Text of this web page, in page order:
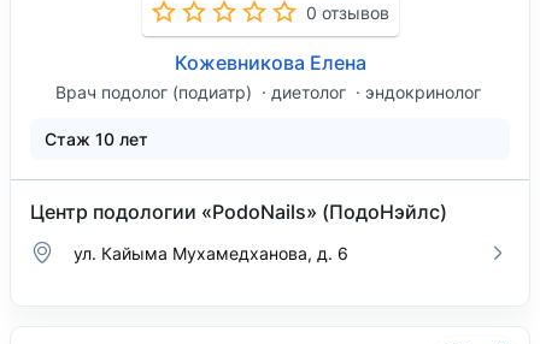
0 отзывов
Кожевникова Елена
Врач подолог (подиатр) диетолог эндокринолог
Стаж 10 лет
Центр подологии «PodoNails» (ПодоНэйлс)
ул. Кайыма Мухамедханова, д. 6